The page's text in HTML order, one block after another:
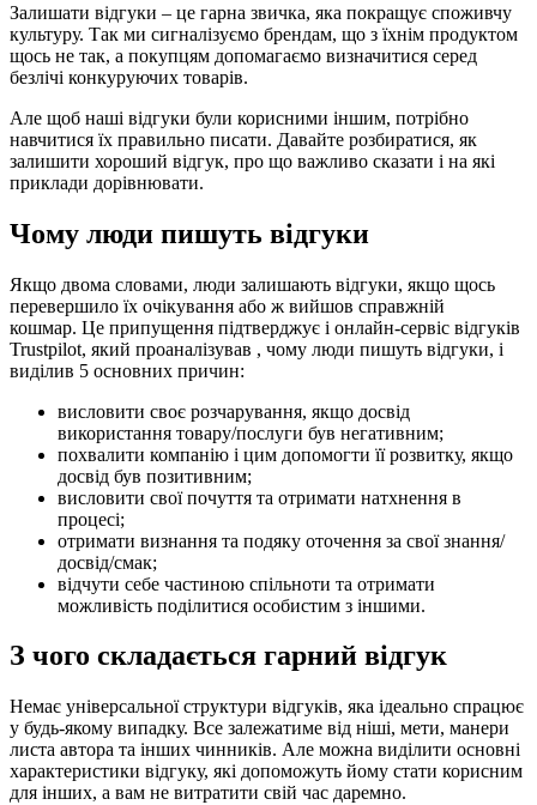
Залишати відгуки – це гарна звичка, яка покращує споживчу
культуру. Так ми сигналізуємо брендам, що з їхнім продуктом
щось не так, а покупцям допомагаємо визначитися серед
безлічі конкуруючих товарів.
Але щоб наші відгуки були корисними іншим, потрібно
навчитися їх правильно писати. Давайте розбиратися, як
залишити хороший відгук, про що важливо сказати і на які
приклади дорівнювати.
Чому люди пишуть відгуки
Якщо двома словами, люди залишають відгуки, якщо щось
перевершило їх очікування або ж вийшов справжній
кошмар. Це припущення підтверджує і онлайн-сервіс відгуків
Trustpilot, який проаналізував , чому люди пишуть відгуки, і
виділив 5 основних причин:
висловити своє розчарування, якщо досвід
використання товару/послуги був негативним;
похвалити компанію і цим допомогти її розвитку, якщо
досвід був позитивним;
висловити свої почуття та отримати натхнення в
процесі;
отримати визнання та подяку оточення за свої знання/
досвід/смак;
відчути себе частиною спільноти та отримати
можливість поділитися особистим з іншими.
З чого складається гарний відгук
Немає універсальної структури відгуків, яка ідеально спрацює
у будь-якому випадку. Все залежатиме від ніші, мети, манери
листа автора та інших чинників. Але можна виділити основні
характеристики відгуку, які допоможуть йому стати корисним
для інших, а вам не витратити свій час даремно.